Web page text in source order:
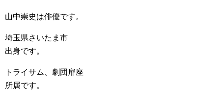
山中崇史は俳優です。
埼玉県さいたま市
出身です。
トライサム、劇団扉座
所属です。